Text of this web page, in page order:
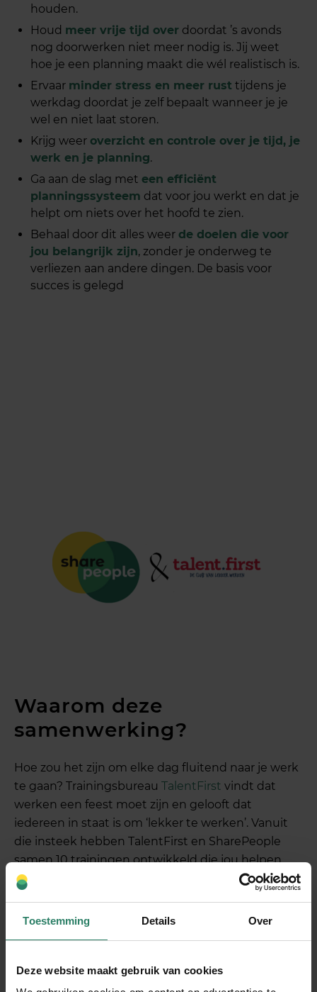
Toestemming Details Over
Deze website maakt gebruik van cookies
houden.
Houd meer vrije tijd over doordat ’s avonds
nog doorwerken niet meer nodig is. Jij weet
hoe je een planning maakt die wél realistisch is.
Ervaar minder stress en meer rust tijdens je
werkdag doordat je zelf bepaalt wanneer je je
wel en niet laat storen.
Krijg weeroverzicht en controle over je tijd, je
werk en je planning.
Ga aan de slag meteen efficiënt
planningssysteem dat voor jou werkt en dat je
helpt om niets over het hoofd te zien.
Behaal door dit alles weer de doelen die voor
jou belangrijk zijn, zonder je onderweg te
verliezen aan andere dingen. De basis voor
succes is gelegd
Waarom deze
samenwerking?
Hoe zou het zijn om elke dag fluitend naar je werk
te gaan? TrainingsbureauTalentFirst vindt dat
werken een feest moet zijn en gelooft dat
iedereen in staat is om ‘lekker te werken’. Vanuit
die insteek hebben TalentFirst en SharePeople
samen 10 trainingen ontwikkeld die jou helpen
jezelf en je bedrijf gezond en fit te houden.